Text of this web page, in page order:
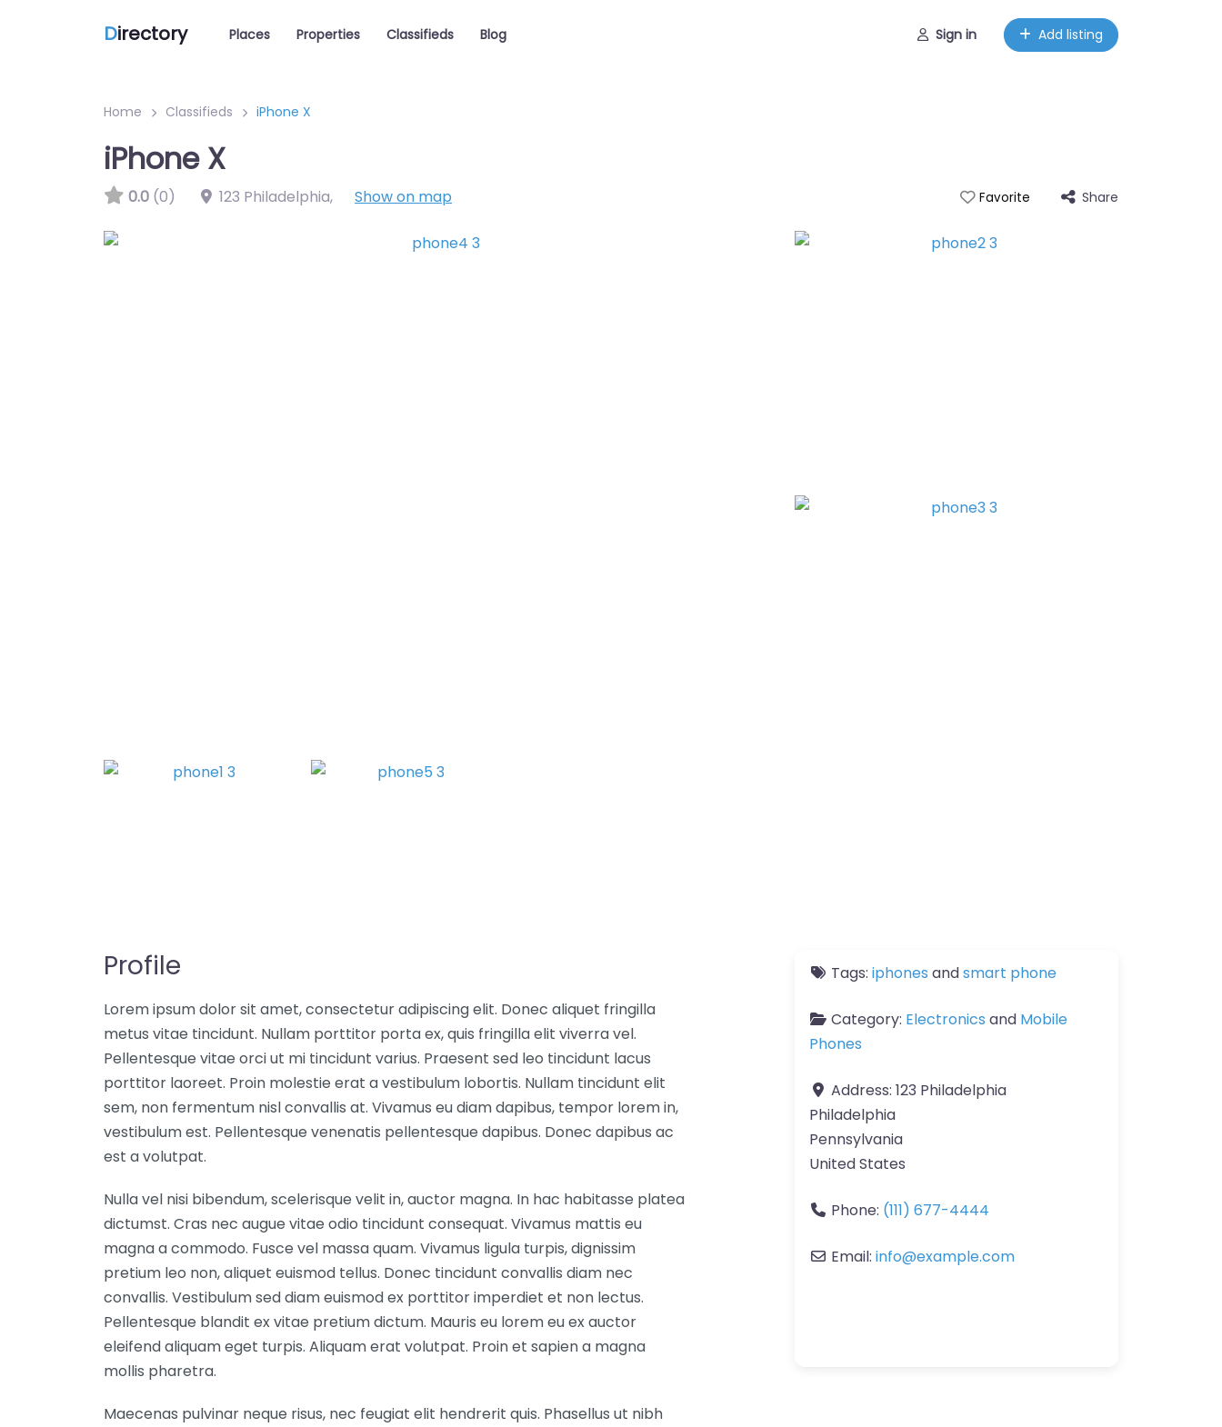
Directory Places Properties Classifieds Blog Sign in Add listing
Home Classifieds iPhone X
iPhone X
0.0 (0) 123 Philadelphia, Show on map Favorite Share
Profile
Lorem ipsum dolor sit amet, consectetur adipiscing elit. Donec aliquet fringilla
metus vitae tincidunt. Nullam porttitor porta ex, quis fringilla elit viverra vel.
Pellentesque vitae orci ut mi tincidunt varius. Praesent sed leo tincidunt lacus
porttitor laoreet. Proin molestie erat a vestibulum lobortis. Nullam tincidunt elit
sem, non fermentum nisl convallis at. Vivamus eu diam dapibus, tempor lorem in,
vestibulum est. Pellentesque venenatis pellentesque dapibus. Donec dapibus ac
est a volutpat.
Nulla vel nisi bibendum, scelerisque velit in, auctor magna. In hac habitasse platea
dictumst. Cras nec augue vitae odio tincidunt consequat. Vivamus mattis eu
magna a commodo. Fusce vel massa quam. Vivamus ligula turpis, dignissim
pretium leo non, aliquet euismod tellus. Donec tincidunt convallis diam nec
convallis. Vestibulum sed diam euismod ex porttitor imperdiet et non lectus.
Pellentesque blandit ex vitae pretium dictum. Mauris eu lorem eu ex auctor
eleifend aliquam eget turpis. Aliquam erat volutpat. Proin et sapien a magna
mollis pharetra.
Maecenas pulvinar neque risus, nec feugiat elit hendrerit quis. Phasellus ut nibh
Tags: iphones andsmart phone
Category: Electronics and Mobile
Phones
Address: 123 Philadelphia
Philadelphia
Pennsylvania
United States
Phone: (111) 677-4444
Email: info@example.com